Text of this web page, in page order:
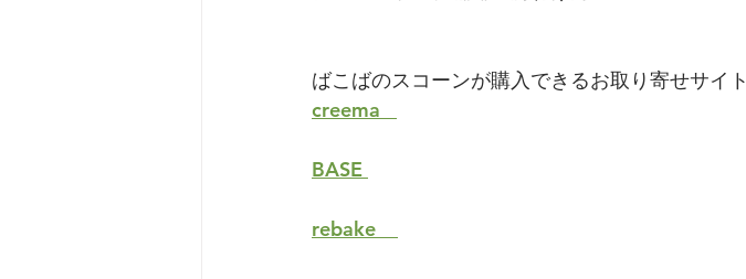
ばこばのスコーンが購入できるお取り寄せサイト
creema
BASE
rebake